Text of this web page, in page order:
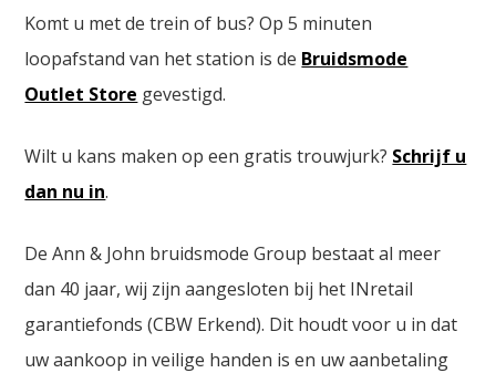
Komt u met de trein of bus? Op 5 minuten
loopafstand van het station is de Bruidsmode
Outlet Store gevestigd.
Wilt u kans maken op een gratis trouwjurk? Schrijf u
dan nu in.
De Ann & John bruidsmode Group bestaat al meer
dan 40 jaar, wij zijn aangesloten bij het INretail
garantiefonds (CBW Erkend). Dit houdt voor u in dat
uw aankoop in veilige handen is en uw aanbetaling